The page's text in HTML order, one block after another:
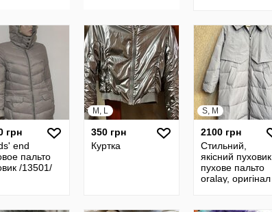
грн
end
пальто
/13501/
M, L
350 грн
Куртка
S, M
2100 грн
Стильний,
якісний пуховик ,
пухове пальто
oralay, оригінал